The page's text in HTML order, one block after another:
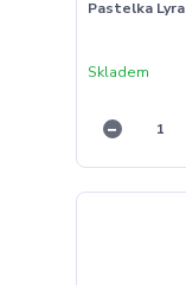
Pastelka
Skladem